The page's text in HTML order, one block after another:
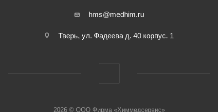
hms@medhim.ru
Тверь, ул. Фадеева д. 40 корпус. 1
2026 © ООО Фирма «Химмедсервис»